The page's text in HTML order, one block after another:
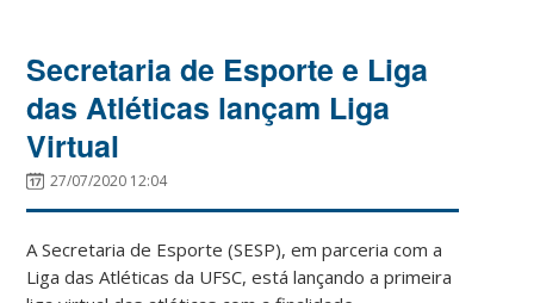
Secretaria de Esporte e Liga
das Atléticas lançam Liga
Virtual
27/07/2020 12:04
A Secretaria de Esporte (SESP), em parceria com a
Liga das Atléticas da UFSC, está lançando a primeira